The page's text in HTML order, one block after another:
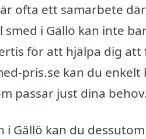
ofta ett samarbete
smed i Gällö kan inte
för att hjälpa dig
pris.se kan du
passar just dina behov.
Gällö kan du